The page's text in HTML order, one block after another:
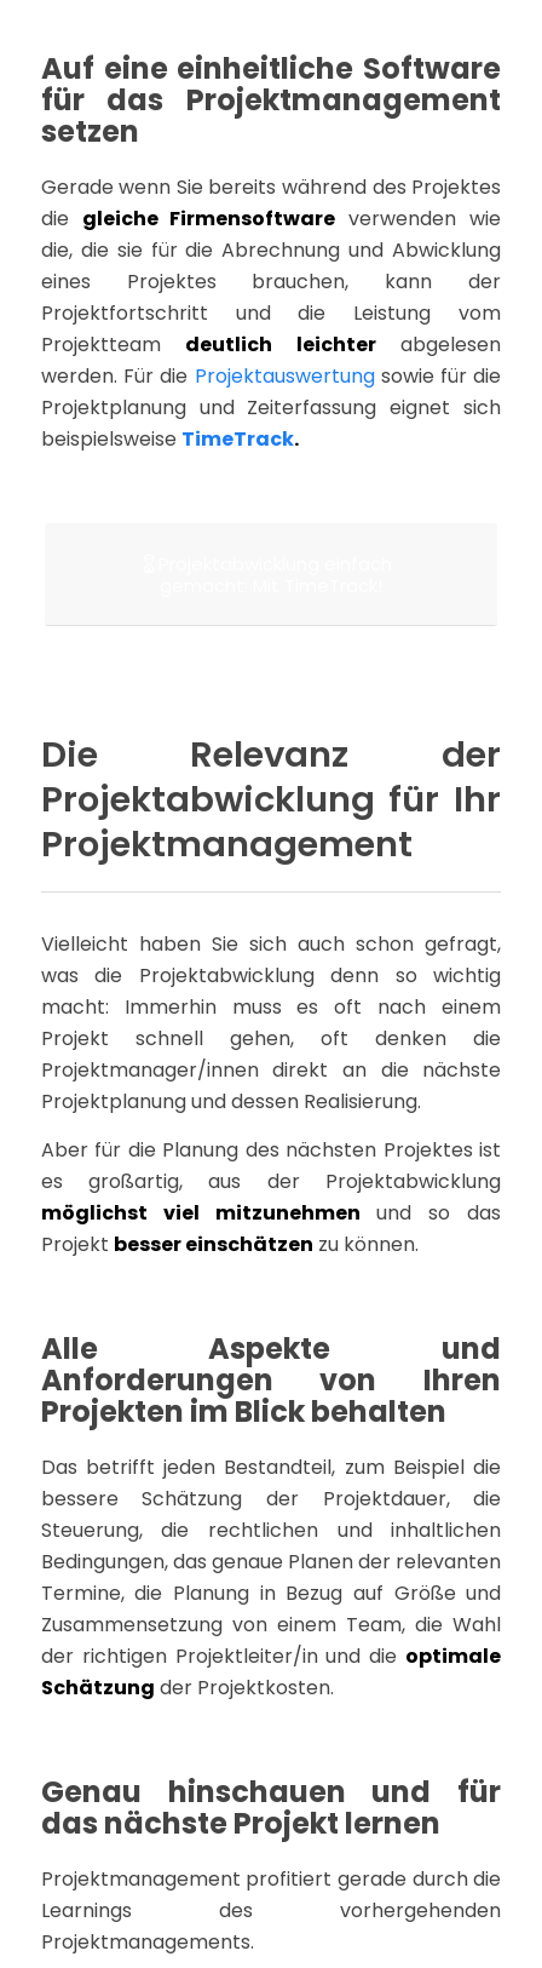
Auf eine einheitliche Software
für das Projektmanagement
setzen
Gerade wenn Sie bereits während des Projektes
die gleiche Firmensoftware verwenden wie
die, die sie für die Abrechnung und Abwicklung
eines Projektes brauchen, kann der
Projektfortschritt und die Leistung vom
Projektteam deutlich leichterabgelesen
werden. Für die Projektauswertungsowie für die
Projektplanung und Zeiterfassung eignet sich
beispielsweise TimeTrack.
Die Relevanz der
Projektabwicklung für Ihr
Projektmanagement
Vielleicht haben Sie sich auch schon gefragt,
was die Projektabwicklung denn so wichtig
macht: Immerhin muss es oft nach einem
Projekt schnell gehen, oft denken die
Projektmanager/innen direkt an die nächste
Projektplanung und dessen Realisierung.
Aber für die Planung des nächsten Projektes ist
es großartig, aus der Projektabwicklung
möglichst viel mitzunehmen und so das
Projekt besser einschätzen zu können.
Alle Aspekte und
Anforderungen von Ihren
Projekten im Blick behalten
Das betrifft jeden Bestandteil, zum Beispiel die
bessere Schätzung der Projektdauer, die
Steuerung, die rechtlichen und inhaltlichen
Bedingungen, das genaue Planen der relevanten
Termine, die Planung in Bezug auf Größe und
Zusammensetzung von einem Team, die Wahl
der richtigen Projektleiter/in und die optimale
Schätzung der Projektkosten.
Genau hinschauen und für
das nächste Projekt lernen
Projektmanagement profitiert gerade durch die
Learnings des vorhergehenden
Projektmanagements.